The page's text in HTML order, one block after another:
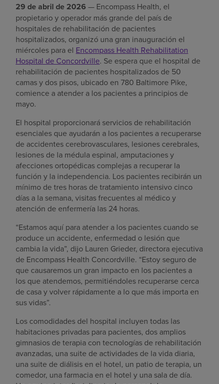
29 de abril de 2026 — Encompass Health, el
propietario y operador más grande del país de
hospitales de rehabilitación de pacientes
hospitalizados, organizó una gran inauguración el
miércoles para el Encompass Health Rehabilitation
Hospital de Concordville. Se espera que el hospital de
rehabilitación de pacientes hospitalizados de 50
camas y dos pisos, ubicado en 780 Baltimore Pike,
comience a atender a los pacientes a principios de
mayo.
El hospital proporcionará servicios de rehabilitación
esenciales que ayudarán a los pacientes a recuperarse
de accidentes cerebrovasculares, lesiones cerebrales,
lesiones de la médula espinal, amputaciones y
afecciones ortopédicas complejas a recuperar la
función y la independencia. Los pacientes recibirán un
mínimo de tres horas de tratamiento intensivo cinco
días a la semana, visitas frecuentes al médico y
atención de enfermería las 24 horas.
“Estamos aquí para atender a los pacientes cuando se
produce un accidente, enfermedad o lesión que
cambia la vida”, dijo Lauren Grieder, directora ejecutiva
de Encompass Health Concordville. “Estoy seguro de
que causaremos un gran impacto en los pacientes a
los que atendemos, permitiéndoles recuperarse cerca
de casa y volver rápidamente a lo que más importa en
sus vidas”.
Los comodidades del hospital incluyen todas las
habitaciones privadas para pacientes, dos amplios
gimnasios de terapia con tecnologías de rehabilitación
avanzadas, una suite de actividades de la vida diaria,
una suite de diálisis en el hotel, un patio de terapia, un
comedor, una farmacia en el hotel y una sala de día.